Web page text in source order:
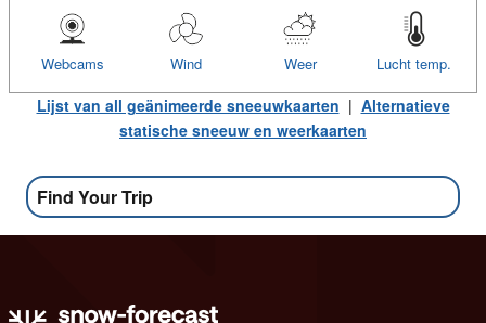
Lucht temp.
Weer
Wind
Webcams
Lijst van all geänimeerde sneeuwkaarten | Alternatieve
statische sneeuw en weerkaarten
Find Your Trip